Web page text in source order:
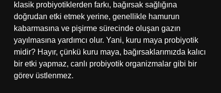
klasik probiyotiklerden farkı, bağırsak sağlığına
doğrudan etki etmek yerine, genellikle hamurun
kabarmasına ve pişirme sürecinde oluşan gazın
yayılmasına yardımcı olur. Yani, kuru maya probiyotik
midir? Hayır, çünkü kuru maya, bağırsaklarımızda kalıcı
bir etki yapmaz, canlı probiyotik organizmalar gibi bir
görev üstlenmez.